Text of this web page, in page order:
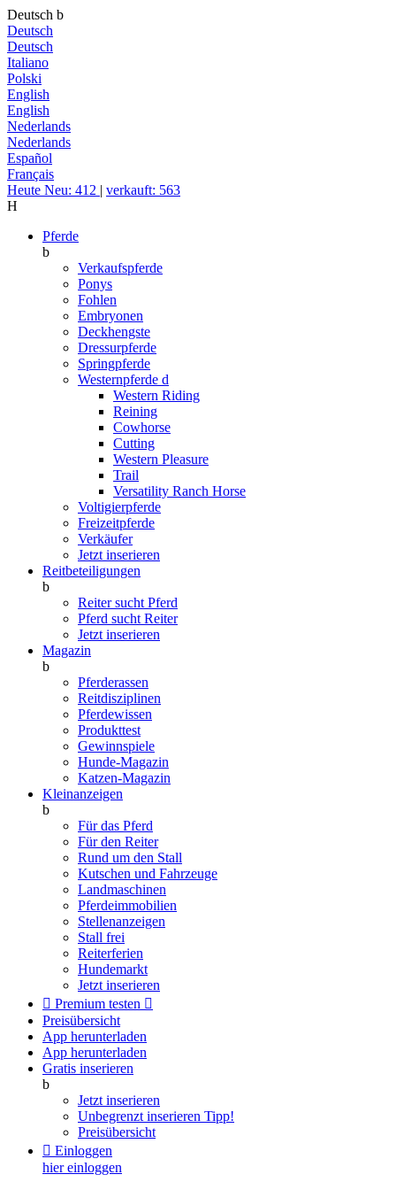
Deutsch b
Deutsch
Deutsch
Italiano
Polski
English
English
Nederlands
Nederlands
Español
Français
Heute Neu: 412 | verkauft: 563
H
Pferde
b
Verkaufspferde
Ponys
Fohlen
Embryonen
Deckhengste
Dressurpferde
Springpferde
Westernpferde d
Western Riding
Reining
Cowhorse
Cutting
Western Pleasure
Trail
Versatility Ranch Horse
Voltigierpferde
Freizeitpferde
Verkäufer
Jetzt inserieren
Reitbeteiligungen
b
Reiter sucht Pferd
Pferd sucht Reiter
Jetzt inserieren
Magazin
b
Pferderassen
Reitdisziplinen
Pferdewissen
Produkttest
Gewinnspiele
Hunde-Magazin
Katzen-Magazin
Kleinanzeigen
b
Für das Pferd
Für den Reiter
Rund um den Stall
Kutschen und Fahrzeuge
Landmaschinen
Pferdeimmobilien
Stellenanzeigen
Stall frei
Reiterferien
Hundemarkt
Jetzt inserieren
 Premium testen 
Preisübersicht
App herunterladen
App herunterladen
Gratis inserieren
b
Jetzt inserieren
Unbegrenzt inserieren Tipp!
Preisübersicht
 Einloggen
hier einloggen